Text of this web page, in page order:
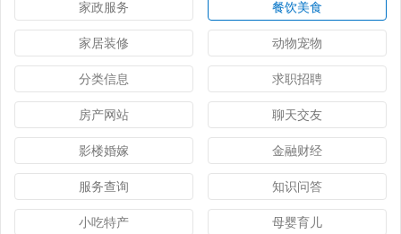
家政服务 餐饮美食
家居装修 动物宠物
分类信息 求职招聘
房产网站 聊天交友
影楼婚嫁 金融财经
服务查询 知识问答
小吃特产 母婴育儿